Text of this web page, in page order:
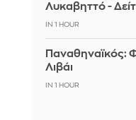
Λυκαβηττό -
IN 1 HOUR
Παναθηναϊκός:
Λιβάι
IN 1 HOUR